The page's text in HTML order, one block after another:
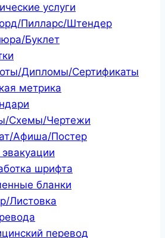
услуги
Пилларс/Штендер
Буклет
Дипломы/Сертификаты
метрика
Схемы/Чертежи
Афиша/Постер
шрифта
бланки
Листовка
перевод